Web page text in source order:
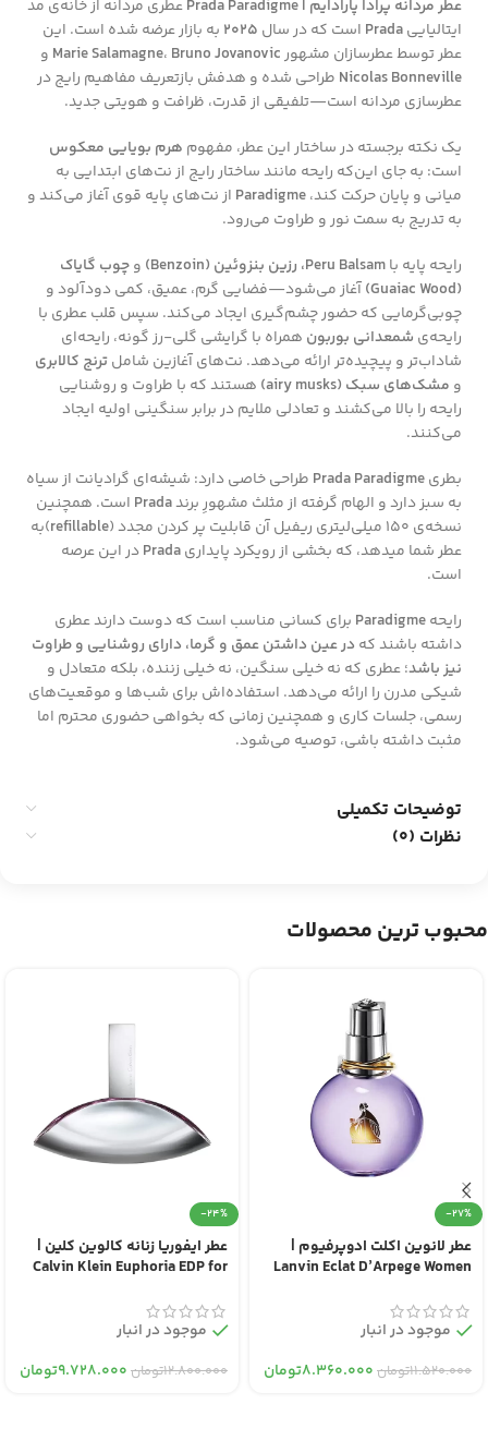
عطر مردانه پرادا پارادایم | Prada Paradigme
عطری مردانه از خانه‌ی مد
ایتالیاییPrada است که در سال ۲۰۲۵ به بازار عرضه شده است. این
عطر توسط عطرسازان مشهور
Marie Salamagne، Bruno Jovanovic
و
Nicolas Bonneville طراحی شده و هدفش بازتعریف مفاهیم رایج در
عطرسازی مردانه است—تلفیقی از قدرت، ظرافت و هویتی جدید.
یک نکته برجسته در ساختار این عطر، مفهوم هرم بویایی معکوس
است: به جای این‌که رایحه مانند ساختار رایج از نت‌های ابتدایی به
میانی و پایان حرکت کند،Paradigme از نت‌های پایه قوی آغاز می‌کند و
به تدریج به سمت نور و طراوت می‌رود.
رایحه پایه باPeru Balsam، رزین بنزوئین (Benzoin) وچوب گایاک
(Guaiac Wood)
آغاز می‌شود—فضایی گرم، عمیق، کمی دودآلود و
چوبی‌گرمایی که حضور چشم‌گیری ایجاد می‌کند. سپس قلب عطری با
رایحه‌ی شمعدانی بوربون همراه با گرایشی گلی-رز گونه، رایحه‌ای
شاداب‌تر و پیچیده‌تر ارائه می‌دهد. نت‌های آغازین شاملترنج کالابری
و مشک‌های سبک (airy musks)
هستند که با طراوت و روشنایی
رایحه را بالا می‌کشند و تعادلی ملایم در برابر سنگینی اولیه ایجاد
می‌کنند.
بطریPrada Paradigme طراحی خاصی دارد: شیشه‌ای گرادیانت از سیاه
به سبز دارد و الهام گرفته از مثلث مشهورِ برندPrada است. همچنین
نسخه‌ی ۱۵۰ میلی‌لیتری ریفیل آن قابلیت پر کردن مجدد (
refillable)به
عطر شما میدهد، که بخشی از رویکرد پایداریPradaدر این عرصه
است.
رایحهParadigme برای کسانی مناسب است که دوست دارند عطری
داشته باشند که در عین داشتن عمق و گرما، دارای روشنایی و طراوت
نیز باشد؛ عطری که نه خیلی سنگین، نه خیلی زننده، بلکه متعادل و
شیکی مدرن را ارائه می‌دهد. استفاده‌اش برای شب‌ها و موقعیت‌های
رسمی، جلسات کاری و همچنین زمانی که بخواهی حضوری محترم اما
مثبت داشته باشی، توصیه می‌شود.
توضیحات تکمیلی
نظرات (0)
محبوب ترین محصولات
-27%
عطر لانوین اکلت ادوپرفیوم |
Lanvin Eclat D’Arpege Women
موجود در انبار
۱۱.۵۲۰.۰۰۰تومان ۸.۳۶۰.۰۰۰تومان
-24%
عطر ایفوریا زنانه کالوین کلین |
Calvin Klein Euphoria EDP for
موجود در انبار
۱۲.۸۰۰.۰۰۰تومان ۹.۷۲۸.۰۰۰تومان